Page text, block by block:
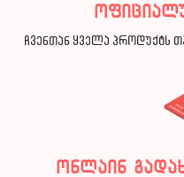
ჩვენთან ყველა პროდუქტს
ონლაინ